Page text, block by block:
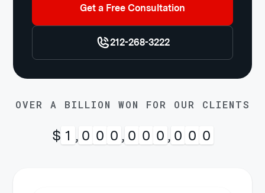
Get a Free Consultation
212-268-3222
OVER A BILLION WON FOR OUR CLIENTS
$ 1 , 0 0 0 , 0 0 0 , 0 0 0